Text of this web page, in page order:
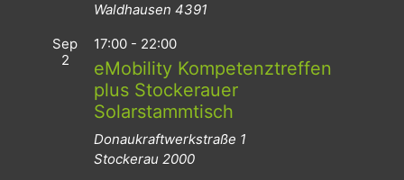
Waldhausen 4391
Sep
2
17:00 - 22:00
eMobility Kompetenztreffen
plus Stockerauer
Solarstammtisch
Donaukraftwerkstraße 1
Stockerau 2000